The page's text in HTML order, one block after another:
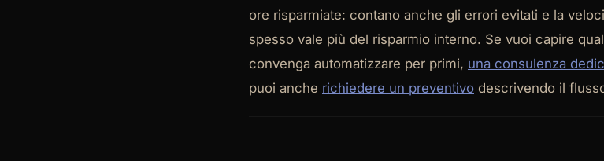
ore risparmiate: contano anche gli errori evitati e la
spesso vale più del risparmio interno. Se vuoi capire
convenga automatizzare per primi, una consulenza
puoi anche richiedere un preventivo descrivendo il